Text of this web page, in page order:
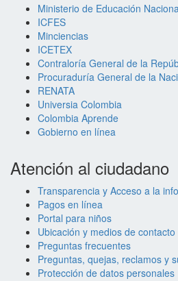
Ministerio de Educación
ICFES
Minciencias
ICETEX
Contraloría General de la
Procuraduría General de la
RENATA
Universia Colombia
Colombia Aprende
Gobierno en línea
Atención al ciudadano
Transparencia y Acceso a la
Pagos en línea
Portal para niños
Ubicación y medios de contacto
Preguntas frecuentes
Preguntas, quejas, reclamos y
Protección de datos personales